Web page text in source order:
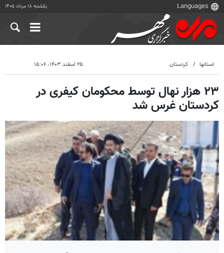
یکشنبه ۱۸ مرداد ۱۴۰۵
استانها کردستان ۲۵ اسفند ۱۴۰۳، ۱۵:۰۶
۲۳ هزار نهال توسط محکومان کیفری در
کردستان غرس شد